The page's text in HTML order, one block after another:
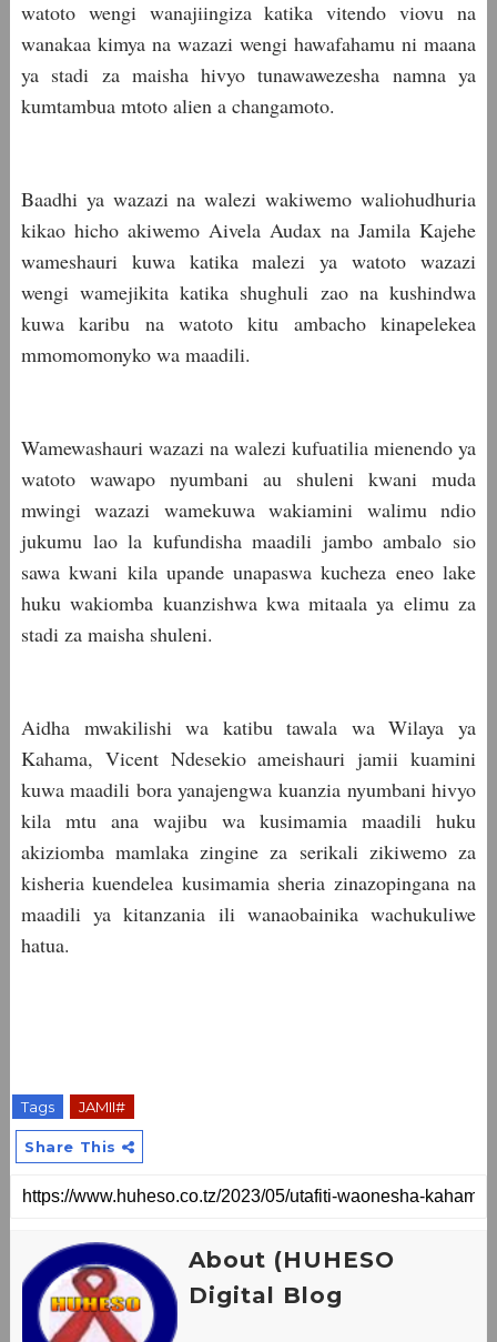
watoto wengi wanajiingiza katika vitendo viovu na
wanakaa kimya na wazazi wengi hawafahamu ni maana
ya stadi za maisha hivyo tunawawezesha namna ya
kumtambua mtoto alien a changamoto.
Baadhi ya wazazi na walezi wakiwemo waliohudhuria
kikao hicho akiwemo Aivela Audax na Jamila Kajehe
wameshauri kuwa katika malezi ya watoto wazazi
wengi wamejikita katika shughuli zao na kushindwa
kuwa karibu na watoto kitu ambacho kinapelekea
mmomomonyko wa maadili.
Wamewashauri wazazi na walezi kufuatilia mienendo ya
watoto wawapo nyumbani au shuleni kwani muda
mwingi wazazi wamekuwa wakiamini walimu ndio
jukumu lao la kufundisha maadili jambo ambalo sio
sawa kwani kila upande unapaswa kucheza eneo lake
huku wakiomba kuanzishwa kwa mitaala ya elimu za
stadi za maisha shuleni.
Aidha mwakilishi wa katibu tawala wa Wilaya ya
Kahama, Vicent Ndesekio ameishauri jamii kuamini
kuwa maadili bora yanajengwa kuanzia nyumbani hivyo
kila mtu ana wajibu wa kusimamia maadili huku
akiziomba mamlaka zingine za serikali zikiwemo za
kisheria kuendelea kusimamia sheria zinazopingana na
maadili ya kitanzania ili wanaobainika wachukuliwe
hatua.
Tags JAMII#
Share This
About (HUHESO
Digital Blog